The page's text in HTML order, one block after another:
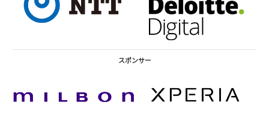
スポンサー